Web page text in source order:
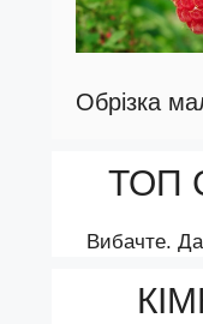
Обрізка
ТОП
Вибачте.